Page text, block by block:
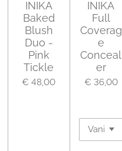
INIKA
Baked
Blush
Duo -
Pink
Tickle
€ 48,00
INIKA
Full
Coverag
e
Conceal
er
€ 36,00